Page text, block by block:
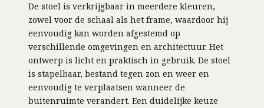
De stoel is verkrijgbaar in meerdere kleuren,
zowel voor de schaal als het frame, waardoor hij
eenvoudig kan worden afgestemd op
verschillende omgevingen en architectuur. Het
ontwerp is licht en praktisch in gebruik. De stoel
is stapelbaar, bestand tegen zon en weer en
eenvoudig te verplaatsen wanneer de
buitenruimte verandert. Een duidelijke keuze